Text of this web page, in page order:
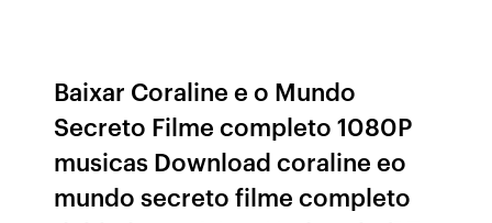
Baixar Coraline e o Mundo
Secreto Filme completo 1080P
musicas Download coraline eo
mundo secreto filme completo